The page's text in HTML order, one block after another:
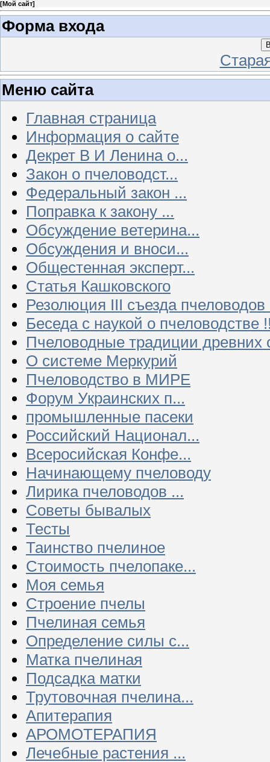
[Мой сайт]
Форма входа
Меню сайта
Главная страница
Информация о сайте
Декрет В И Ленина о...
Закон о пчеловодст...
Федеральный закон ...
Поправка к закону ...
Обсуждение ветерина...
Обсуждения и вноси...
Общестенная эксперт...
Статья Кашковского
Резолюция III съезда
Беседа с наукой о пчеловодстве
Пчеловодные традиции древних
О системе Меркурий
Пчеловодство в МИРЕ
Форум Украинских п...
промышленные пасеки
Российский Национал...
Всеросийская Конфе...
Начинающему пчеловоду
Лирика пчеловодов ...
Советы бывалых
Тесты
Таинство пчелиное
Стоимость пчелопаке...
Моя семья
Строение пчелы
Пчелиная семья
Определение силы с...
Матка пчелиная
Подсадка матки
Трутовочная пчелина...
Апитерапия
АРОМОТЕРАПИЯ
Лечебные растения ...